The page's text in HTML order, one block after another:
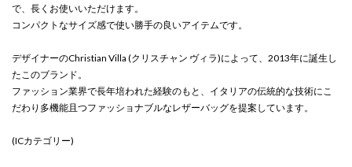
で、長くお使いいただけます。
コンパクトなサイズ感で使い勝手の良いアイテムです。
デザイナーのChristian Villa (クリスチャン ヴィラ)によって、2013年に誕生し
たこのブランド。
ファッション業界で長年培われた経験のもと、イタリアの伝統的な技術にこ
だわり多機能且つファッショナブルなレザーバッグを提案しています。
(ICカテゴリー)